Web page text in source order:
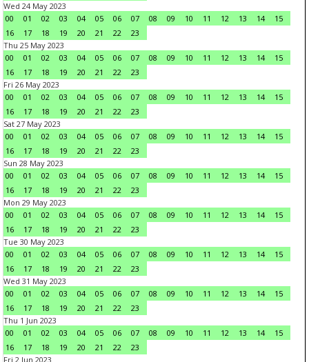
Wed 24 May 2023
00
01 02 03 04 05 06 07 08 09 10 11 12 13 14
15
16
17 18 19 20 21 22
23
Thu 25 May 2023
00
01 02 03 04 05 06 07 08 09 10 11 12 13 14
15
16
17 18 19 20 21 22
23
Fri 26 May 2023
00
01 02 03 04 05 06 07 08 09 10 11 12 13 14
15
16
17 18 19 20 21 22
23
Sat 27 May 2023
00
01 02 03 04 05 06 07 08 09 10 11 12 13 14
15
16
17 18 19 20 21 22
23
Sun 28 May 2023
00
01 02 03 04 05 06 07 08 09 10 11 12 13 14
15
16
17 18 19 20 21 22
23
Mon 29 May 2023
00
01 02 03 04 05 06 07 08 09 10 11 12 13 14
15
16
17 18 19 20 21 22
23
Tue 30 May 2023
00
01 02 03 04 05 06 07 08 09 10 11 12 13 14
15
16
17 18 19 20 21 22
23
Wed 31 May 2023
00
01 02 03 04 05 06 07 08 09 10 11 12 13 14
15
16
17 18 19 20 21 22
23
Thu 1 Jun 2023
00
01 02 03 04 05 06 07 08 09 10 11 12 13 14
15
16
17 18 19 20 21 22
23
Fri 2 Jun 2023